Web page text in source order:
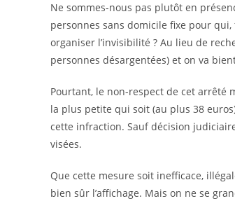
Ne sommes-nous pas plutôt en
personnes sans domicile fixe pour
organiser l’invisibilité ? Au lieu de
personnes désargentées) et on va
Pourtant, le non-respect de cet arrêté
la plus petite qui soit (au plus 38
cette infraction. Sauf décision
visées.
Que cette mesure soit inefficace,
bien sûr l’affichage. Mais on ne se